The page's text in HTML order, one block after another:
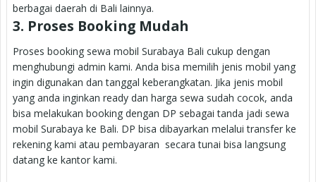
berbagai daerah di Bali lainnya.
3. Proses Booking Mudah
Proses booking sewa mobil Surabaya Bali cukup dengan
menghubungi admin kami. Anda bisa memilih jenis mobil yang
ingin digunakan dan tanggal keberangkatan. Jika jenis mobil
yang anda inginkan ready dan harga sewa sudah cocok, anda
bisa melakukan booking dengan DP sebagai tanda jadi sewa
mobil Surabaya ke Bali. DP bisa dibayarkan melalui transfer ke
rekening kami atau pembayaran secara tunai bisa langsung
datang ke kantor kami.